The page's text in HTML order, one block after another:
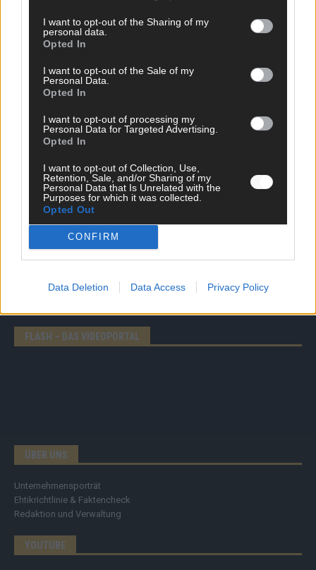
I want to opt-out of the Sharing of my
personal data.
Opted In
I want to opt-out of the Sale of my
Personal Data.
Opted In
I want to opt-out of processing my
Personal Data for Targeted Advertising.
Opted In
I want to opt-out of Collection, Use,
Retention, Sale, and/or Sharing of my
Personal Data that Is Unrelated with the
Purposes for which it was collected.
Opted Out
CONFIRM
Data Deletion Data Access Privacy Policy
Politik & Co
Tipps & Tricks
Brainpower
Specials
Streams & Storys
FLASH – DAS VIDEOPORTAL
ÜBER UNS
Unternehmensporträt
Ehtikrichtlinie & Faktencheck
Redaktion und Verwaltung
YOUTUBE